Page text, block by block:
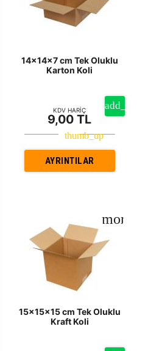
14x14x7 cm Tek Oluklu
Karton Koli
KDV HARİÇ
9,00 TL
AYRINTILAR
15x15x15 cm Tek Oluklu
Kraft Koli